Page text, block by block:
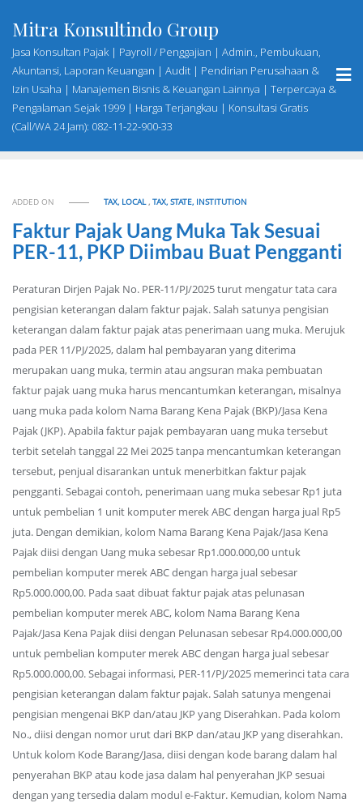
content
Mitra Konsultindo Group
Jasa Konsultan Pajak | Payroll / Penggajian | Admin., Pembukuan,
Akuntansi, Laporan Keuangan | Audit | Pendirian Perusahaan &
Izin Usaha | Manajemen Bisnis & Keuangan Lainnya | Terpercaya &
Pengalaman Sejak 1999 | Harga Terjangkau | Konsultasi Gratis
(Call/WA 24 Jam): 082-11-22-900-33
ADDED ON TAX, LOCAL,TAX, STATE, INSTITUTION
Faktur Pajak Uang Muka Tak Sesuai
PER-11, PKP Diimbau Buat Pengganti
Peraturan Dirjen Pajak No. PER-11/PJ/2025 turut mengatur tata cara
pengisian keterangan dalam faktur pajak. Salah satunya pengisian
keterangan dalam faktur pajak atas penerimaan uang muka. Merujuk
pada PER 11/PJ/2025, dalam hal pembayaran yang diterima
merupakan uang muka, termin atau angsuran maka pembuatan
faktur pajak uang muka harus mencantumkan keterangan, misalnya
uang muka pada kolom Nama Barang Kena Pajak (BKP)/Jasa Kena
Pajak (JKP). Apabila faktur pajak pembayaran uang muka tersebut
terbit setelah tanggal 22 Mei 2025 tanpa mencantumkan keterangan
tersebut, penjual disarankan untuk menerbitkan faktur pajak
pengganti. Sebagai contoh, penerimaan uang muka sebesar Rp1 juta
untuk pembelian 1 unit komputer merek ABC dengan harga jual Rp5
juta. Dengan demikian, kolom Nama Barang Kena Pajak/Jasa Kena
Pajak diisi dengan Uang muka sebesar Rp1.000.000,00 untuk
pembelian komputer merek ABC dengan harga jual sebesar
Rp5.000.000,00. Pada saat dibuat faktur pajak atas pelunasan
pembelian komputer merek ABC, kolom Nama Barang Kena
Pajak/Jasa Kena Pajak diisi dengan Pelunasan sebesar Rp4.000.000,00
untuk pembelian komputer merek ABC dengan harga jual sebesar
Rp5.000.000,00. Sebagai informasi, PER-11/PJ/2025 memerinci tata cara
pengisian keterangan dalam faktur pajak. Salah satunya mengenai
pengisian mengenai BKP dan/atau JKP yang Diserahkan. Pada kolom
No., diisi dengan nomor urut dari BKP dan/atau JKP yang diserahkan.
Untuk kolom Kode Barang/Jasa, diisi dengan kode barang dalam hal
penyerahan BKP atau kode jasa dalam hal penyerahan JKP sesuai
dengan yang tersedia dalam modul e-Faktur. Kemudian, kolom Nama